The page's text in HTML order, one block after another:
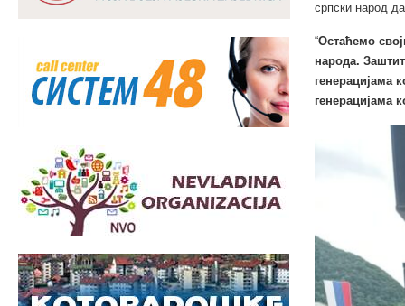
српски народ
“Остаћемо
народа.
генерацијама
генерацијама